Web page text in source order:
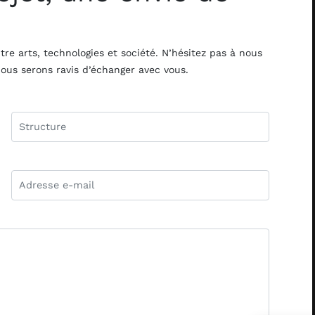
arts, technologies et société. N’hésitez pas à nous
serons ravis d’échanger avec vous.